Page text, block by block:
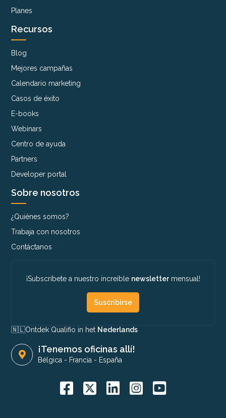
Planes
Recursos
Blog
Mejores campañas
Calendario marketing
Casos de éxito
E-books
Webinars
Centro de ayuda
Partners
Developer portal
Sobre nosotros
¿Quiénes somos?
Trabaja con nosotros
Contáctanos
¡Subscríbete a nuestro increíble newslettermensual!
Suscribirse
🇳🇱​Ontdek Qualifio in het Nederlands
¡Tenemos oficinas allí!
Bélgica - Francia - España